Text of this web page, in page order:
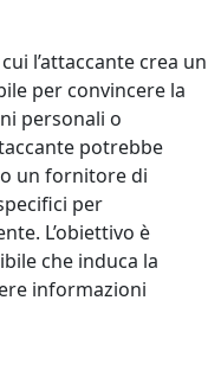
l’attaccante crea un
per convincere la
personali o
potrebbe
un fornitore di
per
L’obiettivo è
che induca la
informazioni